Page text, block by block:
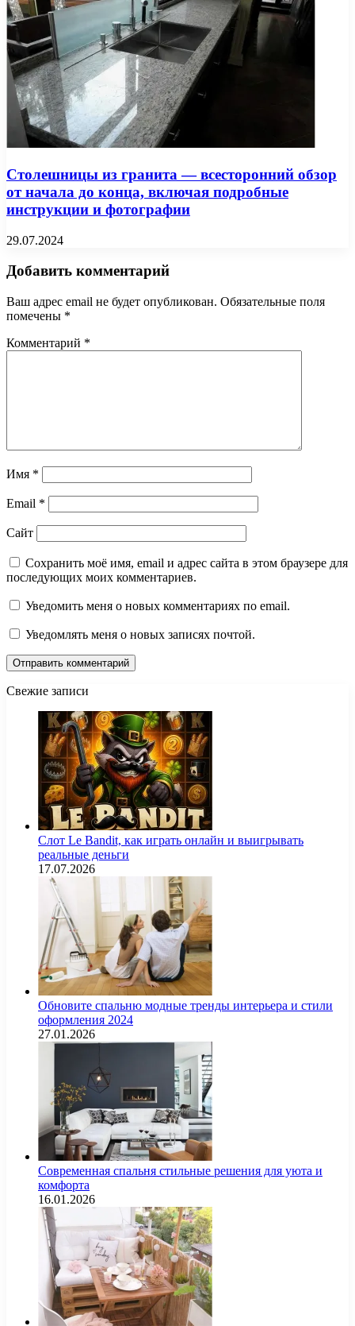
Столешницы из гранита — всесторонний обзор
от начала до конца, включая подробные
инструкции и фотографии
29.07.2024
Добавить комментарий
Ваш адрес email не будет опубликован. Обязательные поля
помечены *
Комментарий *
Имя *
Email *
Сайт
Сохранить моё имя, email и адрес сайта в этом браузере для
последующих моих комментариев.
Уведомить меня о новых комментариях по email.
Уведомлять меня о новых записях почтой.
Свежие записи
Слот Le Bandit, как играть онлайн и выигрывать
реальные деньги
17.07.2026
Обновите спальню модные тренды интерьера и стили
оформления 2024
27.01.2026
Современная спальня стильные решения для уюта и
комфорта
16.01.2026